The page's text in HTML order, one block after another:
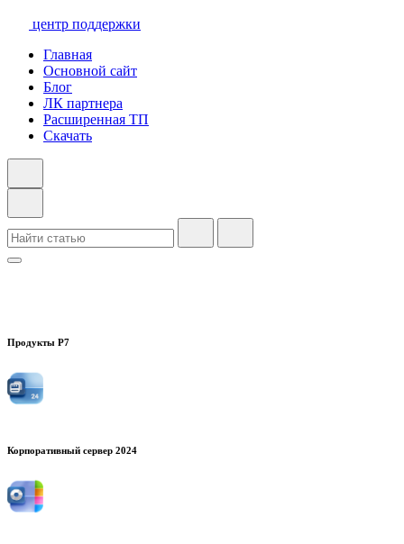
центр поддержки
Главная
Основной сайт
Блог
ЛК партнера
Расширенная ТП
Скачать
Продукты Р7
Корпоративный сервер 2024